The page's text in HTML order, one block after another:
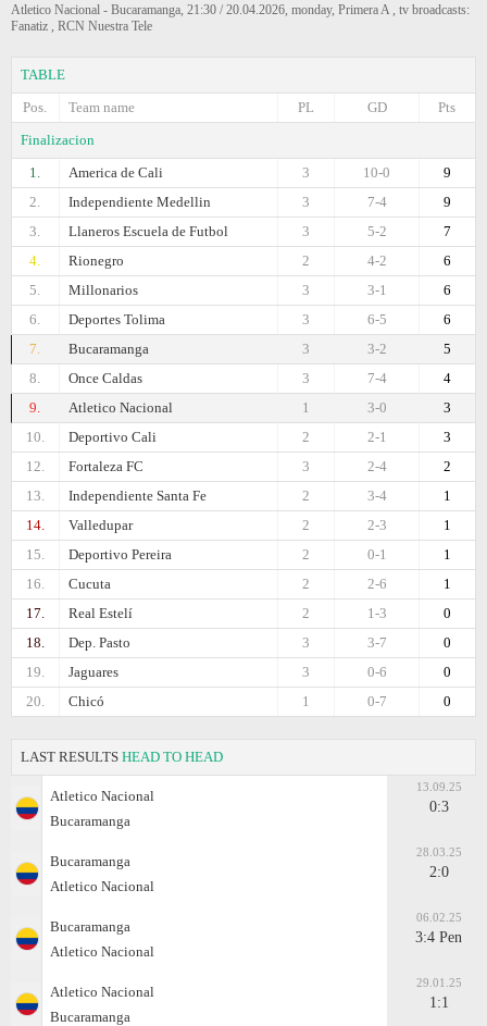
Atletico Nacional - Bucaramanga, 21:30 / 20.04.2026, monday, Primera A , tv broadcasts:
Fanatiz , RCN Nuestra Tele
TABLE
Pos.
Team name Pts
GD
PL
Finalizacion
1.
America de Cali 9
10-0
3
2.
Independiente Medellin 9
7-4
3
3.
Llaneros Escuela de Futbol 7
5-2
3
4.
Rionegro 6
4-2
2
5.
Millonarios 6
3-1
3
6.
Deportes Tolima 6
6-5
3
7.
Bucaramanga 5
3-2
3
8.
Once Caldas 4
7-4
3
9.
Atletico Nacional 3
3-0
1
10.
Deportivo Cali 3
2-1
2
12.
Fortaleza FC 2
2-4
3
13.
Independiente Santa Fe 1
3-4
2
14.
Valledupar 1
2-3
2
15.
Deportivo Pereira 1
0-1
2
16.
Cucuta 1
2-6
2
17.
Real Estelí 0
1-3
2
18.
Dep. Pasto 0
3-7
3
19.
Jaguares 0
0-6
3
20.
Chicó 0
0-7
1
LAST RESULTS HEAD TO HEAD
Atletico Nacional
Bucaramanga
13.09.25
0:3
Bucaramanga
Atletico Nacional
28.03.25
2:0
Bucaramanga
Atletico Nacional
06.02.25
3:4 Pen
Atletico Nacional
Bucaramanga
29.01.25
1:1